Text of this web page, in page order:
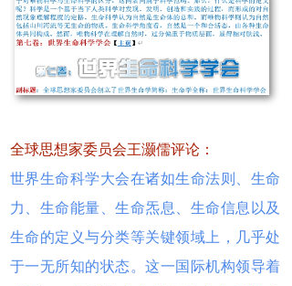
全球思想家委员会王灏儒评论：
世界生命科学大会在诸如生命法则、生命
力、生命能量、生命炁息、生命信息以及
生命的定义与分类等关键领域上，几乎处
于一无所知的状态。这一国际机构领导着